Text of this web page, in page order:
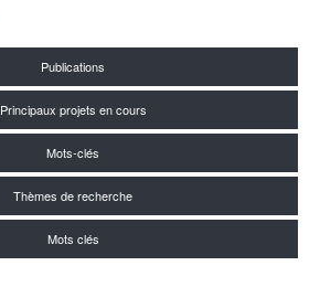
Publications
Principaux projets en cours
Mots-clés
Thèmes de recherche
Mots clés